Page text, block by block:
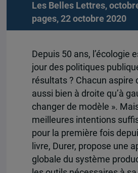
Les Belles Lettres,
pages, 22 octobre 2020
Depuis 50 ans, l’écologie
jour des politiques
résultats ? Chacun aspire
aussi bien à droite qu’à
changer de modèle ».
meilleures intentions
pour la première fois
livre, Durer, propose une
globale du système